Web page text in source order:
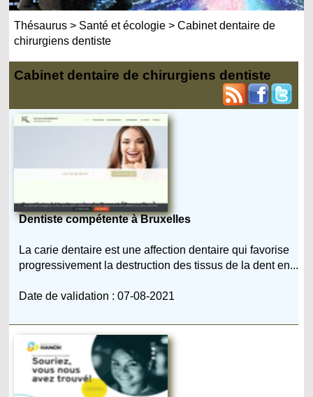
Thésaurus > Santé et écologie>Cabinet dentaire de
chirurgiens dentiste
Cabinet dentaire de chirurgiens dentiste
Dentiste compétente à Bruxelles
La carie dentaire est une affection dentaire qui favorise
progressivement la destruction des tissus de la dent en...
Date de validation : 07-08-2021